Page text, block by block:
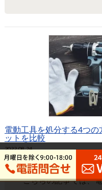
電動工具を処分する4つの
ットを比較
2022.08.24
工具
こちらの記事では、